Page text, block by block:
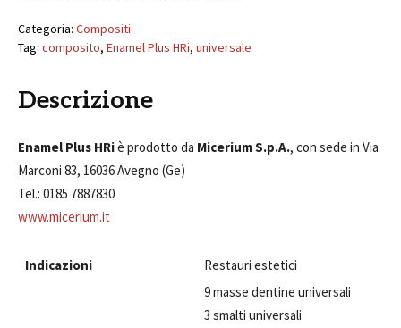
Categoria: Compositi
Tag: composito, Enamel Plus HRi, universale
Descrizione
Enamel Plus HRiè prodotto da Micerium S.p.A., con sede in Via
Marconi 83, 16036 Avegno (Ge)
Tel.: 0185 7887830
www.micerium.it
Indicazioni Restauri estetici
9 masse dentine universali
3 smalti universali